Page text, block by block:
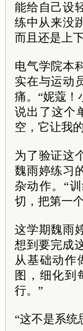
能给自己设
练中从来没
而且还是上
电气学院本
实在与运动
痛。“妮蔻！
说出了这个
空，它让我
为了验证这
魏雨婷练习
杂动作。“
切，把第一
这学期魏雨
想到要完成
从基础动作
图，细化到
行。”
“这不是系统